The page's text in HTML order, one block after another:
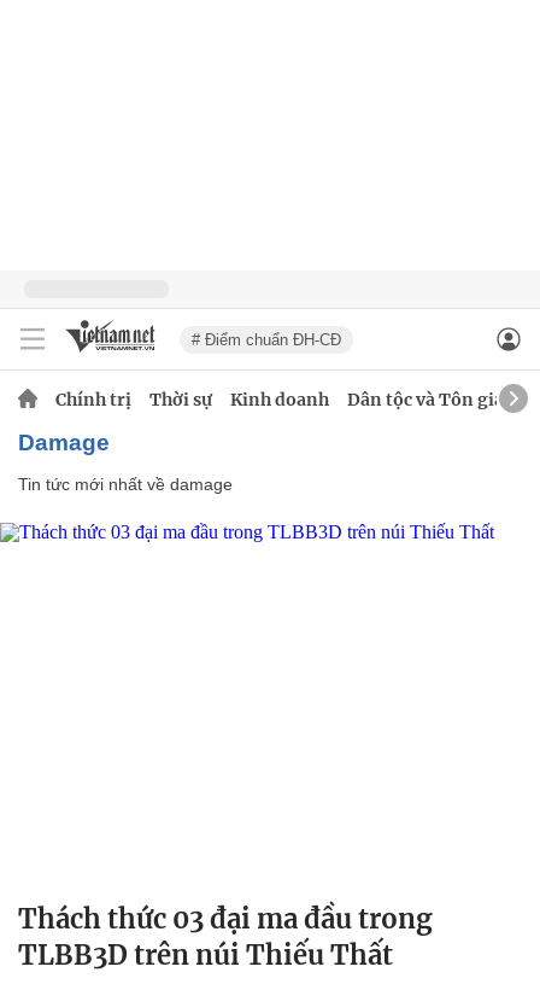
# Điểm chuẩn ĐH-CĐ
Chính trị Thời sự Kinh doanh Dân tộc và Tôn giáo
damage
Tin tức mới nhất về damage
Thách thức 03 đại ma đầu trong
TLBB3D trên núi Thiếu Thất